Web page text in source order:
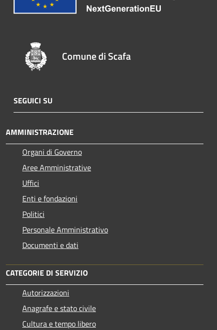
Comune di Scafa
SEGUICI SU
AMMINISTRAZIONE
Organi di Governo
Aree Amministrative
Uffici
Enti e fondazioni
Politici
Personale Amministrativo
Documenti e dati
CATEGORIE DI SERVIZIO
Autorizzazioni
Anagrafe e stato civile
Cultura e tempo libero